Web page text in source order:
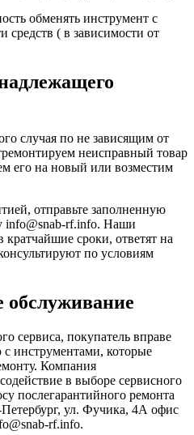
обменять инструмент с
средств ( в зависимости от
случая по не зависящим от
неисправный товар
его на новый или возместим
отправьте заполненную
info@snab-rf.info. Наши
сроки, ответят на
по условиям
обслуживание
сервиса, покупатель вправе
инструментами, которые
Компания
в выборе сервисного
послегарантийного ремонта
ул. Фучика, 4А офис
rf.info.